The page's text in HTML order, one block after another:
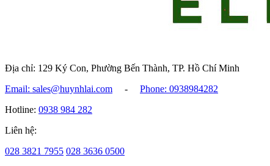
Địa chỉ: 129 Ký Con, Phường Bến Thành, TP. Hồ Chí Minh
Email: sales@huynhlai.com
-
Phone: 0938984282
Hotline: 0938 984 282
Liên hệ:
028 3821 7955 028 3636 0500